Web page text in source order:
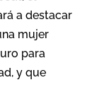
a destacar
mujer
para
y que